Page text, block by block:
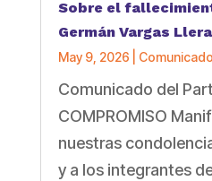
Sobre el
Germán Vargas
May 9, 2026
Comunicado del
COMPROMISO
nuestras
y a los integrantes